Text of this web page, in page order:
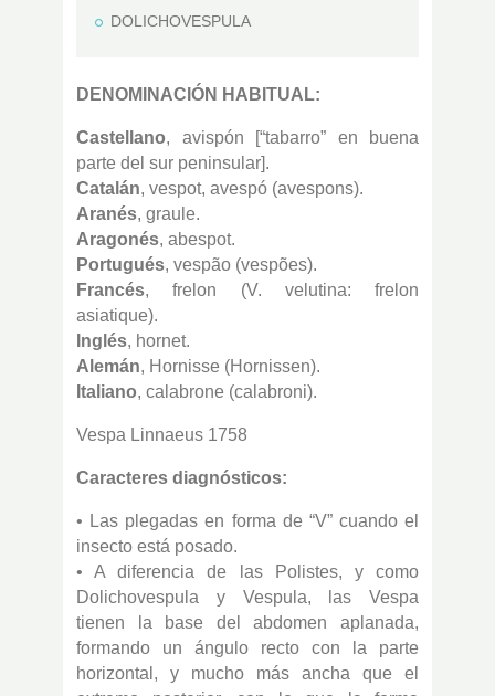
DOLICHOVESPULA
DENOMINACIÓN HABITUAL:
Castellano, avispón [“tabarro” en buena
parte del sur peninsular].
Catalán, vespot, avespó (avespons).
Aranés, graule.
Aragonés, abespot.
Portugués, vespão (vespões).
Francés, frelon (V. velutina: frelon
asiatique).
Inglés, hornet.
Alemán, Hornisse (Hornissen).
Italiano, calabrone (calabroni).
Vespa Linnaeus 1758
Caracteres diagnósticos:
• Las plegadas en forma de “V” cuando el
insecto está posado.
• A diferencia de las Polistes, y como
Dolichovespula y Vespula, las Vespa
tienen la base del abdomen aplanada,
formando un ángulo recto con la parte
horizontal, y mucho más ancha que el